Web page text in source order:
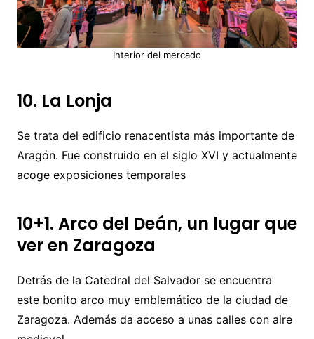
Interior del mercado
10. La Lonja
Se trata del edificio renacentista más importante de
Aragón. Fue construido en el siglo XVI y actualmente
acoge exposiciones temporales
10+1. Arco del Deán, un lugar que
ver en Zaragoza
Detrás de la Catedral del Salvador se encuentra
este bonito arco muy emblemático de la ciudad de
Zaragoza. Además da acceso a unas calles con aire